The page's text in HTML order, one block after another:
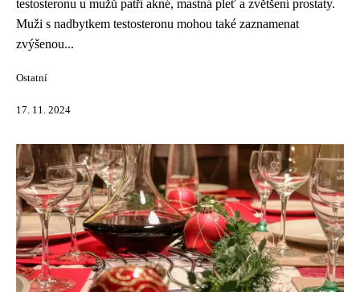
testosteronu u mužů patří akné, mastná pleť a zvětšení prostaty.
Muži s nadbytkem testosteronu mohou také zaznamenat
zvýšenou...
Ostatní
17. 11. 2024